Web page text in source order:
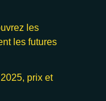
les
les futures
prix et